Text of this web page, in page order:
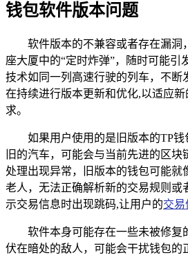
钱包软件版本问题
软件版本的不兼容或者存在漏洞
座大厦中的“定时炸弹”，随时可能引
技术如同一列高速行驶的列车，不断
在持续进行版本更新和优化,以适应
求。
如果用户使用的是旧版本的TP
旧的汽车，可能会与当前先进的区
处理出现异常，旧版本的钱包可能就
老人，无法正确解析新的交易规则或
示交易信息时出现跳码,让用户的交易
软件本身可能存在一些未被修复
伏在暗处的敌人，可能会干扰钱包的